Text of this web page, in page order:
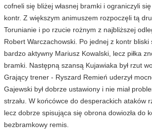
cofneli się bliżej własnej bramki i ograniczyli
kontr. Z większym animuszem rozpoczęli tą
Torunianie i po rzucie rożnym z najbliższej
Robert Warczachowski. Po jednej z kontr bliski
bardzo aktywny Mariusz Kowalski, lecz piłka
bramki. Następną szansą Kujawiaka był rzut
Grający trener - Ryszard Remień uderzył
Gajewski był dobrze ustawiony i nie miał
strzału. W końcówce do desperackich ataków
lecz dobrze spisująca się obrona dowiozła do
bezbramkowy remis.